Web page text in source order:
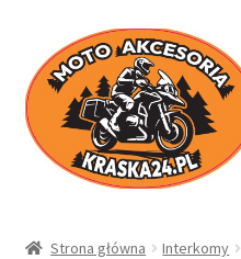
Przejdź
do
nawigacji
Przejdź
do
treści
Strona główna Interkomy